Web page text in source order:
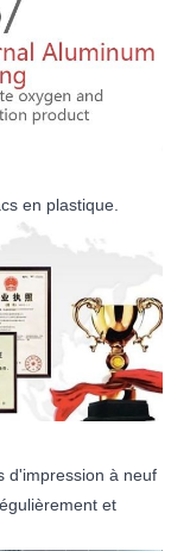
en plastique.
d'impression à neuf
et